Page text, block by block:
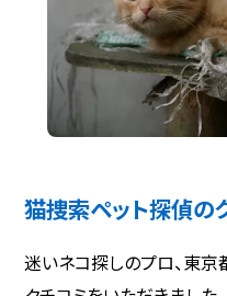
猫捜索ペット探偵の
迷いネコ探しのプロ、東